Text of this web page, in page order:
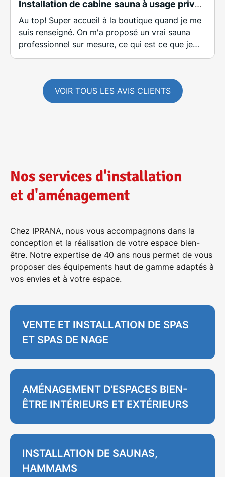
Installation de cabine sauna à usage privé sur mesure dans appartement de charme
Au top! Super accueil à la boutique quand je me
suis renseigné. On m'a proposé un vrai sauna
professionnel sur mesure, ce qui est ce que je
cherchais. Mesures vérifiées chez moi à la
du projet. Installation du sauna sans encombre.
Le sauna chauffe normalement, atteint la
température que je souhaitais pour mes séances,
VOIR TOUS LES AVIS CLIENTS
Nos services d'installation
et d'aménagement
Chez IPRANA, nous vous accompagnons dans la
conception et la réalisation de votre espace bien-
être. Notre expertise de 40 ans nous permet de vous
proposer des équipements haut de gamme adaptés à
vos envies et à votre espace.
VENTE ET INSTALLATION DE SPAS
ET SPAS DE NAGE
AMÉNAGEMENT D'ESPACES BIEN-
ÊTRE INTÉRIEURS ET EXTÉRIEURS
INSTALLATION DE SAUNAS,
HAMMAMS